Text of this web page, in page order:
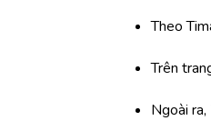
Theo
Trên
Ngoài